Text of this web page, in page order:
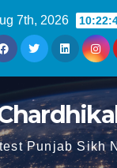
7th, 2026
Punjab Sikh